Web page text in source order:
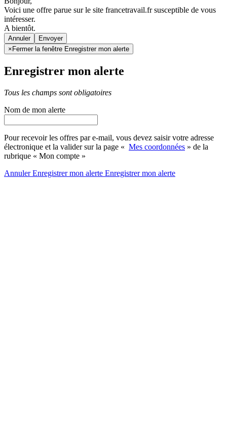
Voici une offre parue sur le site francetravail.fr susceptible de vous
intéresser.
A bientôt.
Annuler
× Fermer la fenêtre Enregistrer mon alerte
Enregistrer mon alerte
Tous les champs sont obligatoires
Nom de mon alerte
Pour recevoir les offres par e-mail, vous devez saisir votre adresse
électronique et la valider sur la page « Mes coordonnées » de la
rubrique « Mon compte »
AnnulerEnregistrer mon alerte Enregistrermon alerte